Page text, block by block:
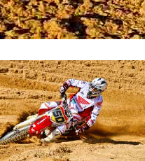
Honda 2008-
Chris Moeckli fährt Honda von
2008 - Heute
Motocross Honda